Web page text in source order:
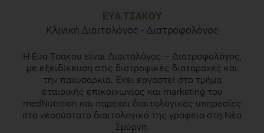
ΕΎΑ ΤΣΆΚΟΥ
Κλινική Διαιτολόγος - Διατροφολόγος
Η Εύα Τσάκου είναι Διαιτολόγος – Διατροφολόγος,
με εξειδίκευση στις διατροφικές διαταραχές και
την παχυσαρκία. Έχει εργαστεί στο τμήμα
εταιρικής επικοινωνίας και marketing του
medNutrition και παρέχει διαιτολογικές υπηρεσίες
στο νεοσύστατο διαιτολογικό της γραφείο στη Νέα
Σμύρνη.